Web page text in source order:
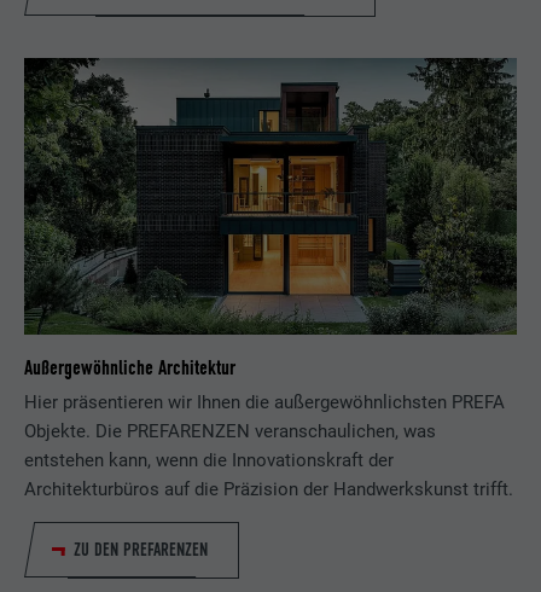
Außergewöhnliche Architektur
Hier präsentieren wir Ihnen die außergewöhnlichsten PREFA
Objekte. Die PREFARENZEN veranschaulichen, was
entstehen kann, wenn die Innovationskraft der
Architekturbüros auf die Präzision der Handwerkskunst trifft.
ZU DEN PREFARENZEN